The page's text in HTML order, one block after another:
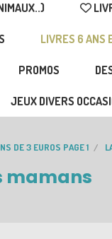
LIVRES 6 ANS
PROMOS
JEUX DIVERS
DE 3 EUROS PAGE 1
mamans